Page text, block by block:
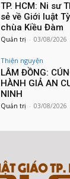
TP. HCM: Ni sư
sẻ về Giới luật
chùa Kiều Đàm
Quản trị - 03/08/2026
Thiện nguyện
LÂM ĐỒNG:
HÀNH GIẢ AN
NINH
Quản trị - 03/08/2026